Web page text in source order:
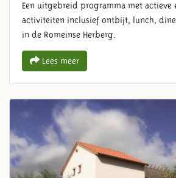
Een uitgebreid programma met actieve
activiteiten inclusief ontbijt, lunch,
in de Romeinse Herberg.
Lees meer